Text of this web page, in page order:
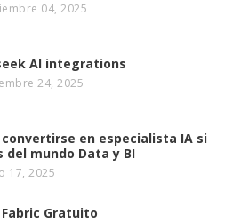
04, 2025
AI integrations
24, 2025
convertirse en especialista IA si
del mundo Data y BI
17, 2025
Fabric Gratuito